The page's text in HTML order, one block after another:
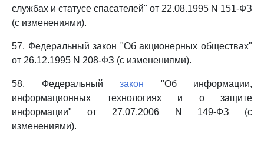
службах и статусе спасателей" от 22.08.1995 N 151-ФЗ
(с изменениями).
57. Федеральный закон "Об акционерных обществах"
от 26.12.1995 N 208-ФЗ (с изменениями).
58. Федеральный закон "Об информации,
информационных технологиях и о защите
информации" от 27.07.2006 N 149-ФЗ (с
изменениями).